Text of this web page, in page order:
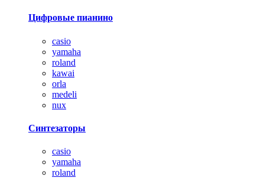
Цифровые пианино
casio
yamaha
roland
kawai
orla
medeli
nux
Синтезаторы
casio
yamaha
roland